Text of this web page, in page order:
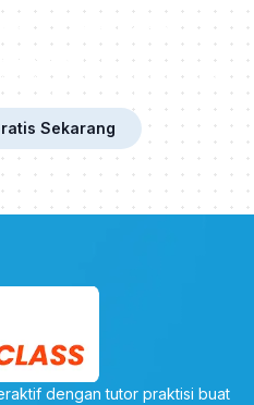
Kuasai Bahasa
kebutuhanmu. Konsultasikan
ahli kami saat ini juga!
Sekarang
dengan tutor praktisi buat